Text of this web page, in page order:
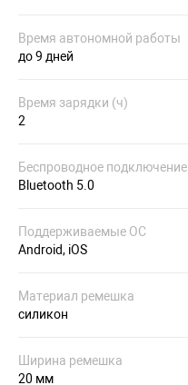
Время автономной работы
до 9 дней
Время зарядки (ч)
2
Беспроводное подключение
Bluetooth 5.0
Поддерживаемые ОС
Android, iOS
Материал ремешка
силикон
Ширина ремешка
20 мм